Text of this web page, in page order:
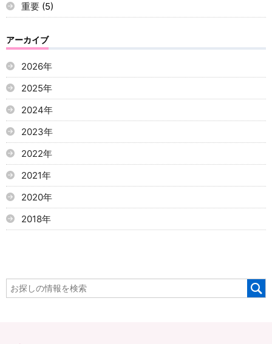
重要 (5)
アーカイブ
2026年
2025年
2024年
2023年
2022年
2021年
2020年
2018年